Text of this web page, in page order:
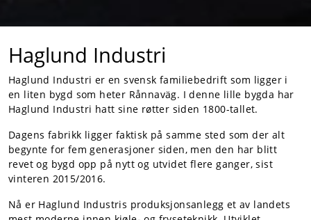
Haglund Industri
Haglund Industri er en svensk familiebedrift som ligger i
en liten bygd som heter Rånnaväg. I denne lille bygda har
Haglund Industri hatt sine røtter siden 1800-tallet.
Dagens fabrikk ligger faktisk på samme sted som der alt
begynte for fem generasjoner siden, men den har blitt
revet og bygd opp på nytt og utvidet flere ganger, sist
vinteren 2015/2016.
Nå er Haglund Industris produksjonsanlegg et av landets